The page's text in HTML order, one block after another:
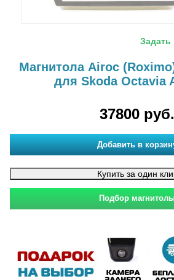
Задать
Магнитола Airoc
для Skoda Octavia
37800 руб.